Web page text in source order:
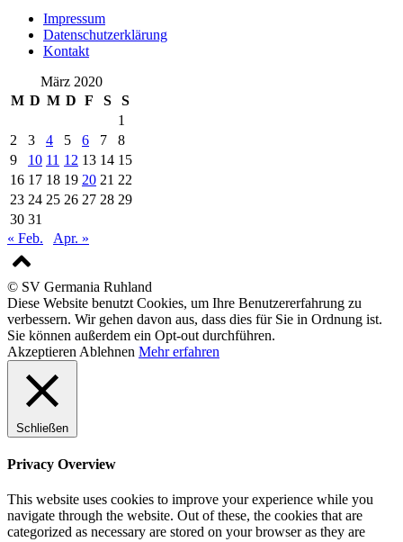
Impressum
Datenschutzerklärung
Kontakt
März 2020
M D M D F S
S
1
2
3 4 5 6 7
8
9
10 11 12 13 14 15
16 17 18 19 20 21 22
23 24 25 26 27 28 29
30 31
« Feb.
Apr. »
© SV Germania Ruhland
Diese Website benutzt Cookies, um Ihre Benutzererfahrung zu
verbessern. Wir gehen davon aus, dass dies für Sie in Ordnung ist.
Sie können außerdem ein Opt-out durchführen.
Akzeptieren Ablehnen Mehr erfahren
Schließen
Privacy Overview
This website uses cookies to improve your experience while you
navigate through the website. Out of these, the cookies that are
categorized as necessary are stored on your browser as they are